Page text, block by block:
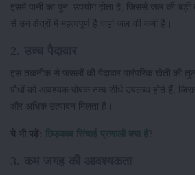
इसमें पानी का पुन: उपयोग होता है, जिससे जल की बड़ी
से उन क्षेत्रों में महत्वपूर्ण है जहां जल की कमी है।
इस तकनीक से फसलों की पैदावार पारंपरिक खेती की
पौधों को आवश्यक पोषक तत्व सीधे उपलब्ध होते हैं,
और अधिक उत्पादन मिलता है।
ये भी पढ़ें: छिड़काव सिंचाई प्रणाली क्या है?